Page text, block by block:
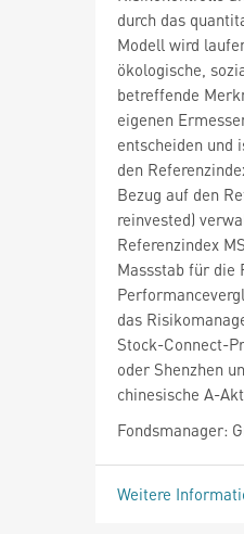
durch das
Modell wird
ökologische,
betreffende
eigenen
entscheiden und
den
Bezug auf den
reinvested)
Referenzindex
Massstab für die
das
Stock-Connect-
oder Shenzhen
chinesische A-
Fondsmanager:
Weitere